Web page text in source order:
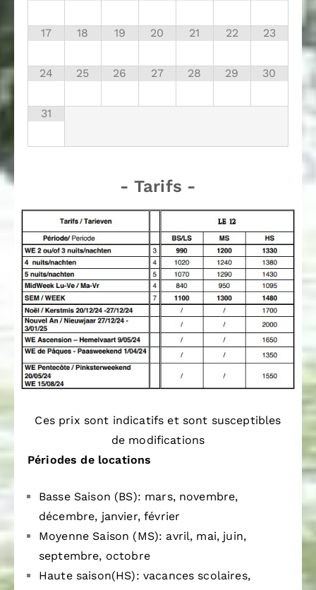
17 18 19 20 21 22 23
24 25 26 27 28 29 30
31
- Tarifs -
Ces prix sont indicatifs et sont susceptibles
de modifications
Périodes de locations
Basse Saison (BS): mars, novembre,
décembre, janvier, février
Moyenne Saison (MS): avril, mai, juin,
septembre, octobre
Haute saison(HS): vacances scolaires,